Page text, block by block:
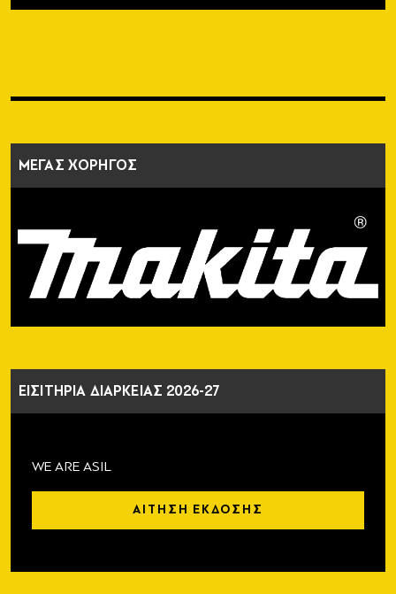
ΜΕΓΑΣ ΧΟΡΗΓΟΣ
ΕΙΣΙΤΗΡΙΑ ΔΙΑΡΚΕΙΑΣ 2026-27
WE ARE ASIL
ΑΙΤΗΣΗ ΕΚΔΟΣΗΣ